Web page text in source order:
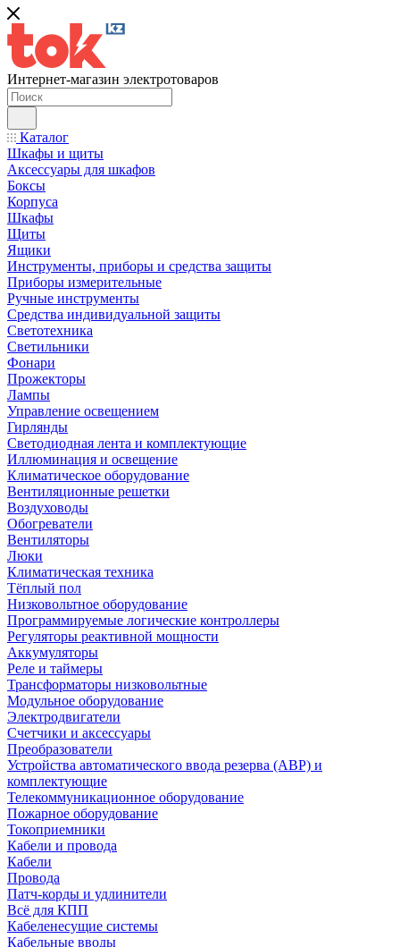
Интернет-магазин электротоваров
Каталог
Шкафы и щиты
Аксессуары для шкафов
Боксы
Корпуса
Шкафы
Щиты
Ящики
Инструменты, приборы и средства защиты
Приборы измерительные
Ручные инструменты
Средства индивидуальной защиты
Светотехника
Светильники
Фонари
Прожекторы
Лампы
Управление освещением
Гирлянды
Светодиодная лента и комплектующие
Иллюминация и освещение
Климатическое оборудование
Вентиляционные решетки
Воздуховоды
Обогреватели
Вентиляторы
Люки
Климатическая техника
Тёплый пол
Низковольтное оборудование
Программируемые логические контроллеры
Регуляторы реактивной мощности
Аккумуляторы
Реле и таймеры
Трансформаторы низковольтные
Модульное оборудование
Электродвигатели
Счетчики и аксессуары
Преобразователи
Устройства автоматического ввода резерва (АВР) и
комплектующие
Телекоммуникационное оборудование
Пожарное оборудование
Токоприемники
Кабели и провода
Кабели
Провода
Патч-корды и удлинители
Всё для КПП
Кабеленесущие системы
Кабельные вводы